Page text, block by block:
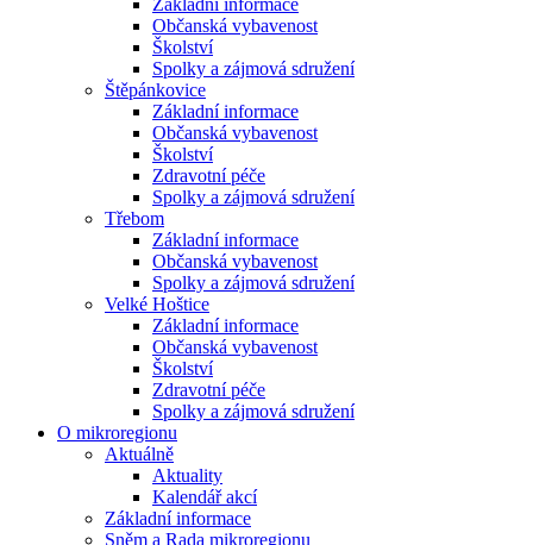
Základní informace
Občanská vybavenost
Školství
Spolky a zájmová sdružení
Štěpánkovice
Základní informace
Občanská vybavenost
Školství
Zdravotní péče
Spolky a zájmová sdružení
Třebom
Základní informace
Občanská vybavenost
Spolky a zájmová sdružení
Velké Hoštice
Základní informace
Občanská vybavenost
Školství
Zdravotní péče
Spolky a zájmová sdružení
O mikroregionu
Aktuálně
Aktuality
Kalendář akcí
Základní informace
Sněm a Rada mikroregionu